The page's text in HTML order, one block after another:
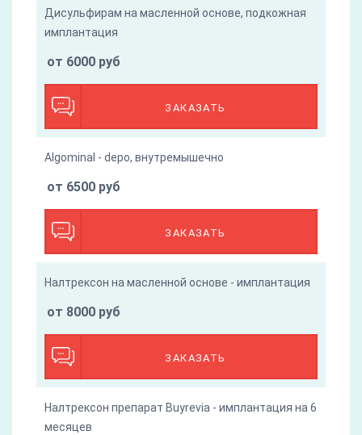
Дисульфирам на масленной основе, подкожная
имплантация
ЗАКАЗАТЬ
от 6000 руб
Algominal - depo, внутремышечно
ЗАКАЗАТЬ
от 6500 руб
Налтрексон на масленной основе - имплантация
ЗАКАЗАТЬ
от 8000 руб
Налтрексон препарат Buyrevia - имплантация на 6
месяцев